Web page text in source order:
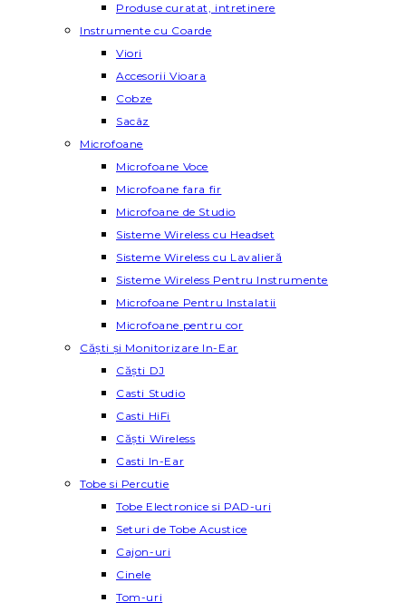
Produse curatat, intretinere
Instrumente cu Coarde
Viori
Accesorii Vioara
Cobze
Sacâz
Microfoane
Microfoane Voce
Microfoane fara fir
Microfoane de Studio
Sisteme Wireless cu Headset
Sisteme Wireless cu Lavalieră
Sisteme Wireless Pentru Instrumente
Microfoane Pentru Instalatii
Microfoane pentru cor
Căști și Monitorizare In-Ear
Căști DJ
Casti Studio
Casti HiFi
Căști Wireless
Casti In-Ear
Tobe si Percutie
Tobe Electronice si PAD-uri
Seturi de Tobe Acustice
Cajon-uri
Cinele
Tom-uri